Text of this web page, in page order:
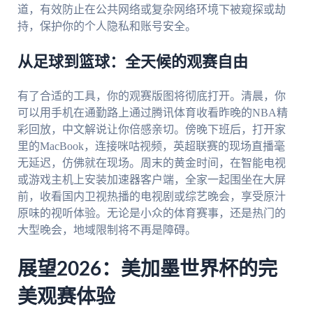
道，有效防止在公共网络或复杂网络环境下被窥探或劫
持，保护你的个人隐私和账号安全。
从足球到篮球：全天候的观赛自由
有了合适的工具，你的观赛版图将彻底打开。清晨，你
可以用手机在通勤路上通过腾讯体育收看昨晚的NBA精
彩回放，中文解说让你倍感亲切。傍晚下班后，打开家
里的MacBook，连接咪咕视频，英超联赛的现场直播毫
无延迟，仿佛就在现场。周末的黄金时间，在智能电视
或游戏主机上安装加速器客户端，全家一起围坐在大屏
前，收看国内卫视热播的电视剧或综艺晚会，享受原汁
原味的视听体验。无论是小众的体育赛事，还是热门的
大型晚会，地域限制将不再是障碍。
展望2026：美加墨世界杯的完
美观赛体验